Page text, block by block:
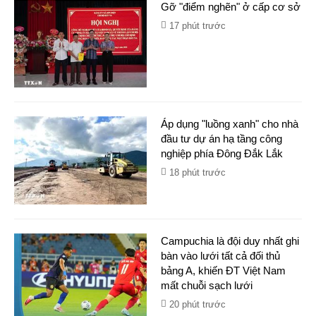
Gỡ "điểm nghẽn" ở cấp cơ sở
17 phút trước
Áp dụng "luồng xanh" cho nhà
đầu tư dự án hạ tầng công
nghiệp phía Đông Đắk Lắk
18 phút trước
Campuchia là đội duy nhất ghi
bàn vào lưới tất cả đối thủ
bảng A, khiến ĐT Việt Nam
mất chuỗi sạch lưới
20 phút trước